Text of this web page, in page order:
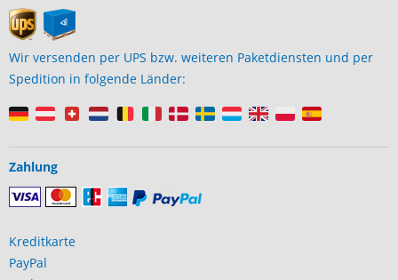
Wir versenden per UPS bzw. weiteren Paketdiensten und per
Spedition in folgende Länder:
Zahlung
Kreditkarte
PayPal